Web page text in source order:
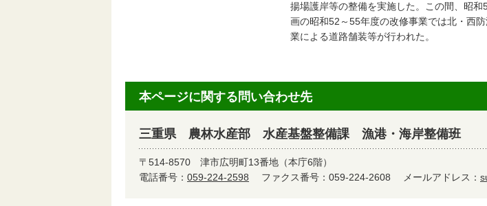
揚場護岸等の整備を実施した。この間、昭
画の昭和52～55年度の改修事業では北・西
業による道路舗装等が行われた。
本ページに関する問い合わせ先
三重県 農林水産部 水産基盤整備課 漁港・海岸整備班
〒514-8570 津市広明町13番地（本庁6階）
電話番号： 059-224-2598 ファクス番号：059-224-2608 メールアドレス：